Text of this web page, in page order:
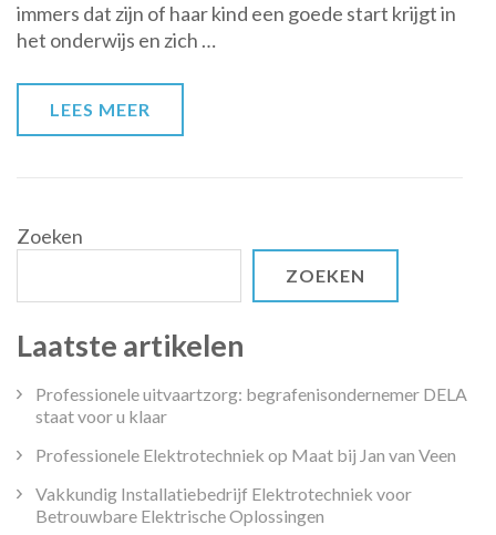
Beste
Optie
immers dat zijn of haar kind een goede start krijgt in
het onderwijs en zich …
LEES MEER
Zoeken
ZOEKEN
Laatste artikelen
Professionele uitvaartzorg: begrafenisondernemer DELA
staat voor u klaar
Professionele Elektrotechniek op Maat bij Jan van Veen
Vakkundig Installatiebedrijf Elektrotechniek voor
Betrouwbare Elektrische Oplossingen